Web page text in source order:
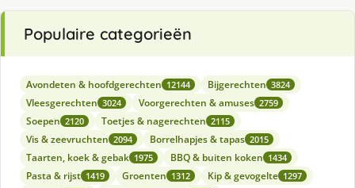
Populaire categorieën
Avondeten & hoofdgerechten 12144 Bijgerechten 3824
Vleesgerechten 3024 Voorgerechten & amuses 2759
Soepen 2120 Toetjes & nagerechten 2115
Vis & zeevruchten 2094 Borrelhapjes & tapas 2015
Taarten, koek & gebak 1975 BBQ & buiten koken 1434
Pasta & rijst 1419 Groenten 1312 Kip & gevogelte 1297